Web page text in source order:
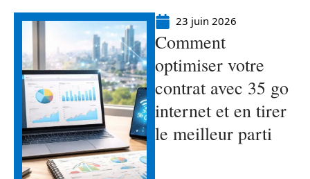
23 juin 2026
Comment
optimiser votre
contrat avec 35 go
internet et en tirer
le meilleur parti